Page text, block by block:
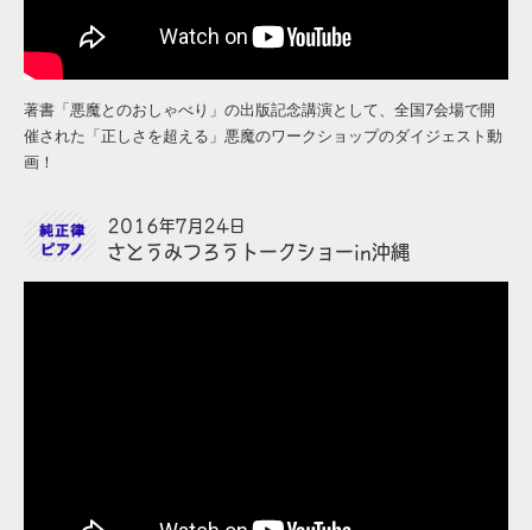
著書「悪魔とのおしゃべり」の出版記念講演として、全国7会場で開
催された「正しさを超える」悪魔のワークショップのダイジェスト動
画！
2016年7月24日
さとうみつろうトークショーin沖縄